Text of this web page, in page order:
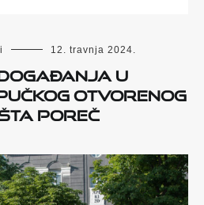
12. travnja 2024.
u
otvorenog
Poreč